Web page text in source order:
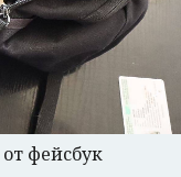
фейсбук